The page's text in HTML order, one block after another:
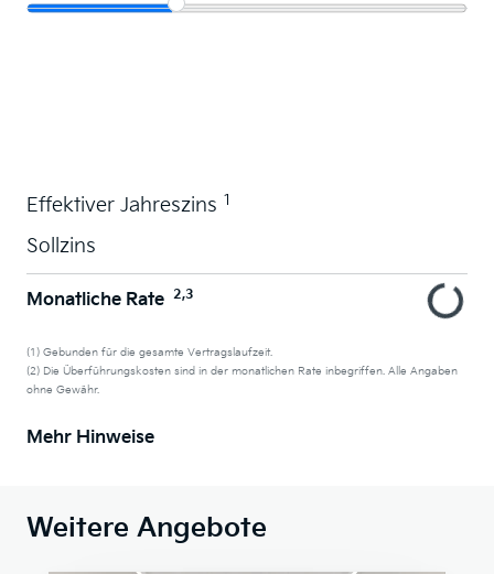
Effektiver Jahreszins 1
Sollzins
Monatliche Rate 2,3
(1) Gebunden für die gesamte Vertragslaufzeit.
(2) Die Überführungskosten sind in der monatlichen Rate inbegriffen. Alle Angaben
ohne Gewähr.
Mehr Hinweise
Weitere Angebote